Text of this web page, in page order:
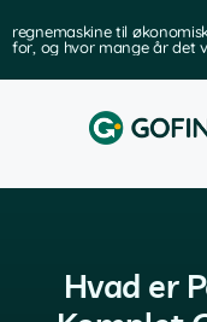
find ud af, hvor meget
dig at blive fri
Hvad er